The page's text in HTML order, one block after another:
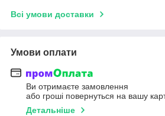
Всі умови доставки
Умови оплати
Ви отримаєте замовлення
або гроші повернуться на вашу
Детальніше